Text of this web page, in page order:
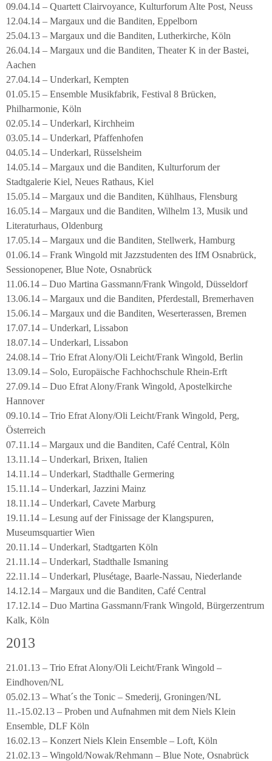
09.04.14 – Quartett Clairvoyance, Kulturforum Alte Post, Neuss
12.04.14 – Margaux und die Banditen, Eppelborn
25.04.13 – Margaux und die Banditen, Lutherkirche, Köln
26.04.14 – Margaux und die Banditen, Theater K in der Bastei,
Aachen
27.04.14 – Underkarl, Kempten
01.05.15 – Ensemble Musikfabrik, Festival 8 Brücken,
Philharmonie, Köln
02.05.14 – Underkarl, Kirchheim
03.05.14 – Underkarl, Pfaffenhofen
04.05.14 – Underkarl, Rüsselsheim
14.05.14 – Margaux und die Banditen, Kulturforum der
Stadtgalerie Kiel, Neues Rathaus, Kiel
15.05.14 – Margaux und die Banditen, Kühlhaus, Flensburg
16.05.14 – Margaux und die Banditen, Wilhelm 13, Musik und
Literaturhaus, Oldenburg
17.05.14 – Margaux und die Banditen, Stellwerk, Hamburg
01.06.14 – Frank Wingold mit Jazzstudenten des IfM Osnabrück,
Sessionopener, Blue Note, Osnabrück
11.06.14 – Duo Martina Gassmann/Frank Wingold, Düsseldorf
13.06.14 – Margaux und die Banditen, Pferdestall, Bremerhaven
15.06.14 – Margaux und die Banditen, Weserterassen, Bremen
17.07.14 – Underkarl, Lissabon
18.07.14 – Underkarl, Lissabon
24.08.14 – Trio Efrat Alony/Oli Leicht/Frank Wingold, Berlin
13.09.14 – Solo, Europäische Fachhochschule Rhein-Erft
27.09.14 – Duo Efrat Alony/Frank Wingold, Apostelkirche
Hannover
09.10.14 – Trio Efrat Alony/Oli Leicht/Frank Wingold, Perg,
Österreich
07.11.14 – Margaux und die Banditen, Café Central, Köln
13.11.14 – Underkarl, Brixen, Italien
14.11.14 – Underkarl, Stadthalle Germering
15.11.14 – Underkarl, Jazzini Mainz
18.11.14 – Underkarl, Cavete Marburg
19.11.14 – Lesung auf der Finissage der Klangspuren,
Museumsquartier Wien
20.11.14 – Underkarl, Stadtgarten Köln
21.11.14 – Underkarl, Stadthalle Ismaning
22.11.14 – Underkarl, Plusétage, Baarle-Nassau, Niederlande
14.12.14 – Margaux und die Banditen, Café Central
17.12.14 – Duo Martina Gassmann/Frank Wingold, Bürgerzentrum
Kalk, Köln
2013
21.01.13 – Trio Efrat Alony/Oli Leicht/Frank Wingold –
Eindhoven/NL
05.02.13 – What´s the Tonic – Smederij, Groningen/NL
11.-15.02.13 – Proben und Aufnahmen mit dem Niels Klein
Ensemble, DLF Köln
16.02.13 – Konzert Niels Klein Ensemble – Loft, Köln
21.02.13 – Wingold/Nowak/Rehmann – Blue Note, Osnabrück